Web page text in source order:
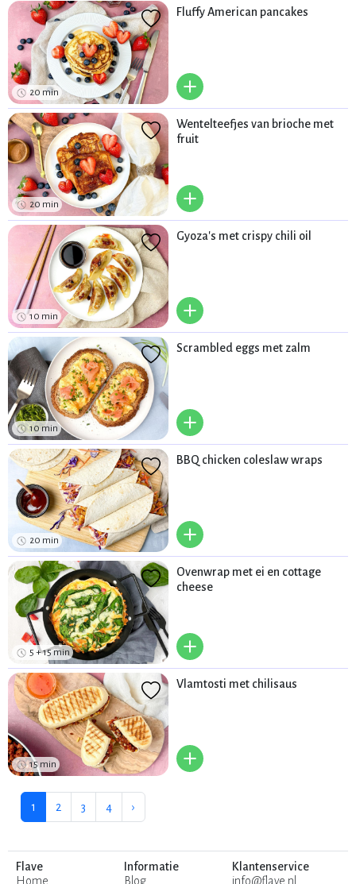
20 min
Fluffy American pancakes
+
20 min
Wentelteefjes van brioche met
fruit
+
10 min
Gyoza's met crispy chili oil
+
10 min
Scrambled eggs met zalm
+
20 min
BBQ chicken coleslaw wraps
+
5 + 15 min
Ovenwrap met ei en cottage
cheese
+
15 min
Vlamtosti met chilisaus
+
1 2 3 4 ›
Flave
Home
Informatie
Blog
Klantenservice
info@flave.nl